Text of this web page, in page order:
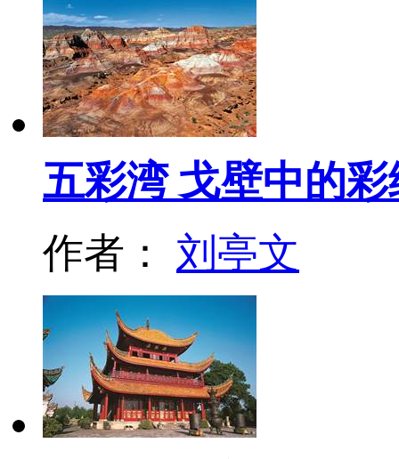
五彩湾 戈壁中的彩
作者： 刘亭文